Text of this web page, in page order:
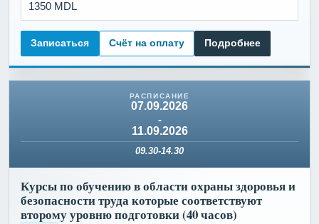
1350 MDL
Записаться Счёт на оплату Подробнее
07.09.2026
-
11.09.2026
09.30-14.30
Курсы по обучению в области охраны здоровья и
безопасности труда которые соответствуют
второму уровню подготовки (40 часов)